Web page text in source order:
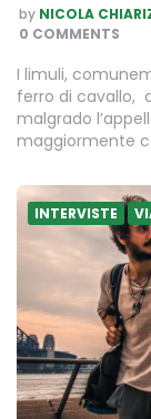
POSTED
BY
by NICOLA
0 COMMENTS
I limuli,
ferro di cavallo,
malgrado
maggiormente
INTERVISTE